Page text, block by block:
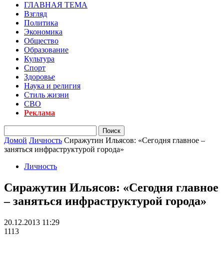
ГЛАВНАЯ ТЕМА
Взгляд
Политика
Экономика
Общество
Образование
Культура
Спорт
Здоровье
Наука и религия
Стиль жизни
СВО
Реклама
Домой Личность Сиражутин Ильясов: «Сегодня главное –
заняться инфраструктурой города»
Личность
Сиражутин Ильясов: «Сегодня главное
– заняться инфраструктурой города»
20.12.2013 11:29
1113